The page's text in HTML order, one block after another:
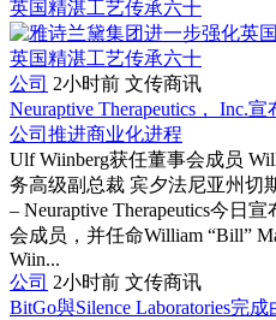
公司 2小时前 文传商讯
Neuraptive Therapeutics， Inc.
公司推进商业化进程
Ulf Wiinberg获任董事会成员
务高级副总裁 宾夕法尼亚州切
– Neuraptive Therapeutics今日
会成员，并任命William “Bill”
Wiin...
公司 2小时前 文传商讯
BitGo與Silence Laboratories完